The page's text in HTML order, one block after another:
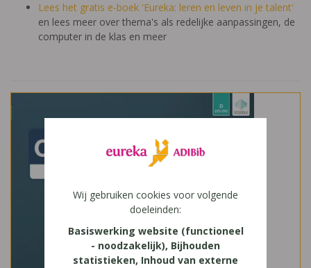
Lees het gratis e-boek 'Eureka: leren en leven in je talent'
en lees meer over thema's als redelijke aanpassingen, de
computer in de klas en meer
Wij gebruiken cookies voor volgende
doeleinden:
Basiswerking website (functioneel
- noodzakelijk), Bijhouden
statistieken, Inhoud van externe